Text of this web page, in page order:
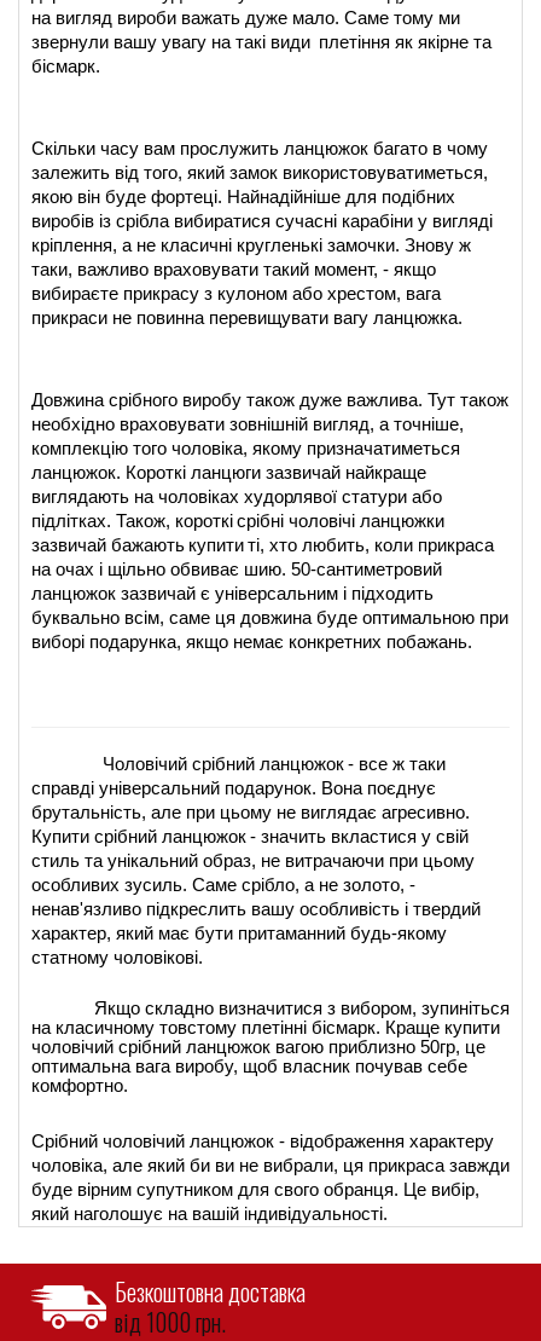
на вигляд вироби важать дуже мало. Саме тому ми
звернули вашу увагу на такі види плетіння як якірне та
бісмарк.
Скільки часу вам прослужить ланцюжок багато в чому
залежить від того, який замок використовуватиметься,
якою він буде фортеці. Найнадійніше для подібних
виробів із срібла вибиратися сучасні карабіни у вигляді
кріплення, а не класичні кругленькі замочки. Знову ж
таки, важливо враховувати такий момент, - якщо
вибираєте прикрасу з кулоном або хрестом, вага
прикраси не повинна перевищувати вагу ланцюжка.
Довжина срібного виробу також дуже важлива. Тут також
необхідно враховувати зовнішній вигляд, а точніше,
комплекцію того чоловіка, якому призначатиметься
ланцюжок. Короткі ланцюги зазвичай найкраще
виглядають на чоловіках худорлявої статури або
підлітках. Також, короткісрібні чоловічі ланцюжки
зазвичай бажають купититі, хто любить, коли прикраса
на очах і щільно обвиває шию. 50-сантиметровий
ланцюжок зазвичай є універсальним і підходить
буквально всім, саме ця довжина буде оптимальною при
виборі подарунка, якщо немає конкретних побажань.
Чоловічий срібний ланцюжок- все ж таки
справді універсальний подарунок. Вона поєднує
брутальність, але при цьому не виглядає агресивно.
Купити срібний ланцюжок- значить вкластися у свій
стиль та унікальний образ, не витрачаючи при цьому
особливих зусиль. Саме срібло, а не золото, -
ненав'язливо підкреслить вашу особливість і твердий
характер, який має бути притаманний будь-якому
статному чоловікові.
Якщо складно визначитися з вибором, зупиніться
на класичному товстому плетінні бісмарк. Краще купити
чоловічий срібний ланцюжок вагою приблизно 50гр, це
оптимальна вага виробу, щоб власник почував себе
комфортно.
Срібний чоловічий ланцюжок - відображення характеру
чоловіка, але який би ви не вибрали, ця прикраса завжди
буде вірним супутником для свого обранця. Це вибір,
який наголошує на вашій індивідуальності.
Безкоштовна доставка
від 1000 грн.